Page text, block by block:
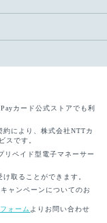
カード公式ストアでも利
約により、株式会社NTTカ
スです。
リペイド型電子マネーサー
取ることができます。
ャンペーンについてのお
ォーム よりお問い合わせ